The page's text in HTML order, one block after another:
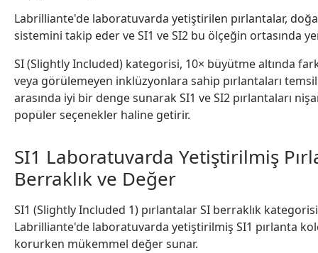
Labrilliante'de laboratuvarda yetiştirilen pırlantalar,
sistemini takip eder ve SI1 ve SI2 bu ölçeğin ortasında
SI (Slightly Included) kategorisi, 10× büyütme altında
veya görülemeyen inklüzyonlara sahip pırlantaları
arasında iyi bir denge sunarak SI1 ve SI2 pırlantaları
popüler seçenekler haline getirir.
SI1 Laboratuvarda Yetiştirilmiş
Berraklık ve Değer
SI1 (Slightly Included 1) pırlantalar SI berraklık
Labrilliante'de laboratuvarda yetiştirilmiş SI1 pırlanta
korurken mükemmel değer sunar.